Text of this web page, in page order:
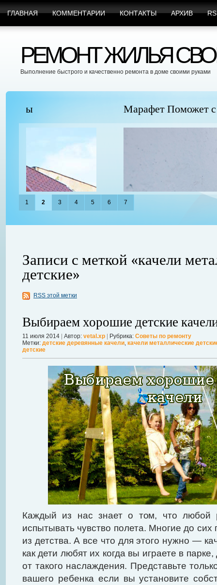
ГЛАВНАЯ КОММЕНТАРИИ КОНТАКТЫ АРХИВ
РЕМОНТ ЖИЛЬЯ
Выполнение быстрого и качественно ремонта в доме своими руками
Марафет Поможет с Любыми Видами
течение пары недель их может стать уже вдвое, а то и втрое
в первые часы принять меры. А именно: обратиться в
Далее...
1 2 3 4 5 6 7
Записи с меткой «качели
детские»
RSS этой метки
Выбираем хорошие детские
11 июля 2014 Автор: vetal.xp Рубрика: Советы по ремонту
Метки: детские деревянные качели, качели металлические
детские
Каждый из нас знает о том, что любой
испытывать чувство полета. Многие до
из детства. А все что для этого нужно —
как дети любят их когда вы играете в
от такого наслаждения. Представьте
вашего ребенка если вы установите